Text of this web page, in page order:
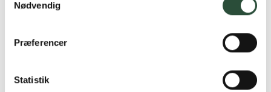
Nødvendig
Præferencer
Statistik